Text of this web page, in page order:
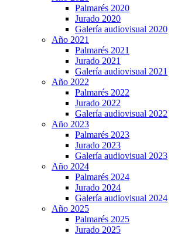
Palmarés 2020
Jurado 2020
Galería audiovisual 2020
Año 2021
Palmarés 2021
Jurado 2021
Galería audiovisual 2021
Año 2022
Palmarés 2022
Jurado 2022
Galería audiovisual 2022
Año 2023
Palmarés 2023
Jurado 2023
Galería audiovisual 2023
Año 2024
Palmarés 2024
Jurado 2024
Galería audiovisual 2024
Año 2025
Palmarés 2025
Jurado 2025